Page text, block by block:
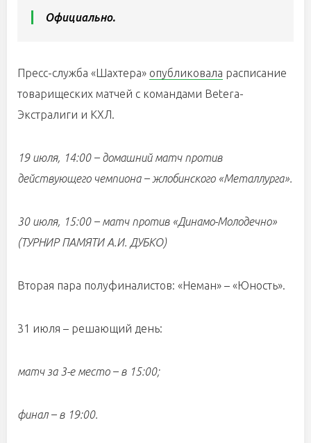
Официально.
Пресс-служба «Шахтера» опубликовала расписание
товарищеских матчей с командами Betera-
Экстралиги и КХЛ.
19 июля, 14:00 – домашний матч против
действующего чемпиона – жлобинского «Металлурга».
30 июля, 15:00 – матч против «Динамо-Молодечно»
(ТУРНИР ПАМЯТИ А.И. ДУБКО)
Вторая пара полуфиналистов: «Неман» – «Юность».
31 июля – решающий день:
матч за 3-е место – в 15:00;
финал – в 19:00.